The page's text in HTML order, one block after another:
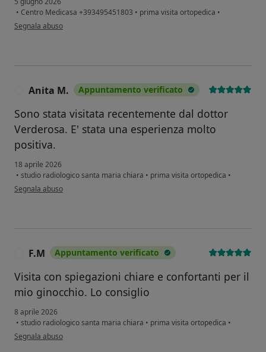
• Centro Medicasa +393495451803 • prima visita ortopedica •
secondo l'opinione dell'utente Alfonso
Segnala abuso
Anita M. Appuntamento verificato
Sono stata visitata recentemente dal dottor
Verderosa. E' stata una esperienza molto
positiva.
18 aprile 2026
• studio radiologico santa maria chiara • prima visita ortopedica •
secondo l'opinione dell'utente Anita M.
Segnala abuso
F.M Appuntamento verificato
Visita con spiegazioni chiare e confortanti per il
mio ginocchio. Lo consiglio
8 aprile 2026
• studio radiologico santa maria chiara • prima visita ortopedica •
secondo l'opinione dell'utente F.M
Segnala abuso